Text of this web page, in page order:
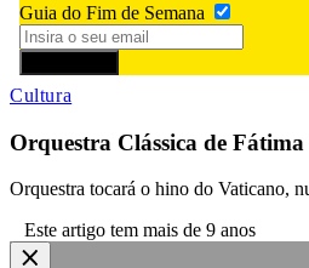
Guia do Fim de Semana
Cultura
Orquestra Clássica de
Orquestra tocará o hino do Vaticano,
Este artigo tem mais de 9 anos